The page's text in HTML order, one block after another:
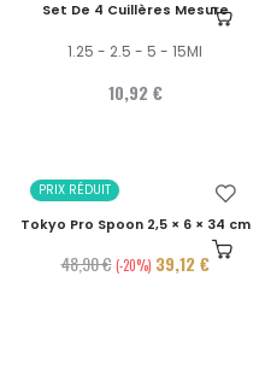
Set De 4 Cuillères Mesure
1.25 - 2.5 - 5 - 15Ml
10,92 €
PRIX RÉDUIT
Tokyo Pro Spoon 2,5 × 6 × 34 cm
48,90 € -20% 39,12 €